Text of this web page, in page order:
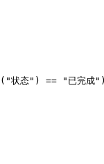
( "状态" ) == "已完成"